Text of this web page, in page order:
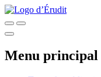
Menu principal